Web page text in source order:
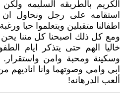
الكريم بالطريقه السليمه
استقامه على رجل ونحاول
اطفالنا متقبلين ويتعلموا حبا ورغبة
‏ومع كل ذلك اصبحنا كل مننا
خاليا الهم حتى يتذكر ايام
وسكينة ومحبة وامن واستقرار.
ابي وامي وصوتهما وانا اناديهم
ألعب الدرهانه!